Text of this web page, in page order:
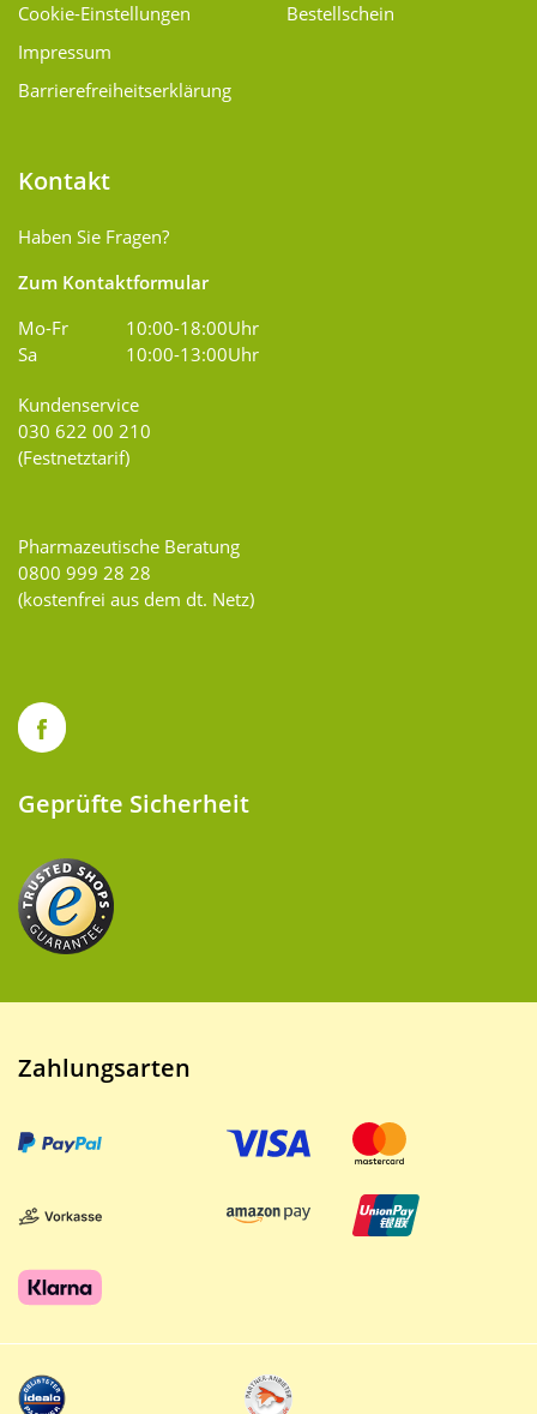
Cookie-Einstellungen
Impressum
Barrierefreiheitserklärung
Bestellschein
Kontakt
Haben Sie Fragen?
Zum Kontaktformular
Mo-Fr
10:00-18:00Uhr
Sa
10:00-13:00Uhr
Kundenservice
030 622 00 210
(Festnetztarif)
Pharmazeutische Beratung
0800 999 28 28
(kostenfrei aus dem dt. Netz)
Geprüfte Sicherheit
Zahlungsarten